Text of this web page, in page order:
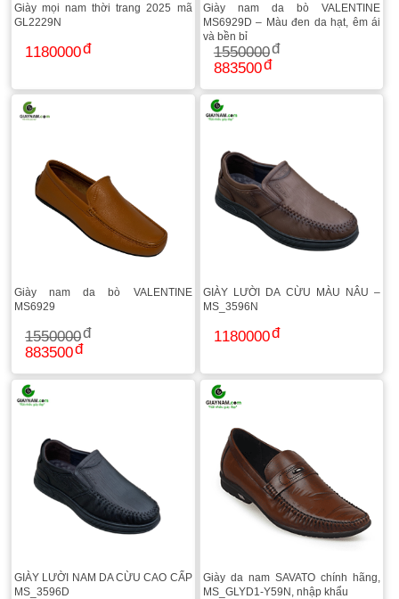
Giày mọi nam thời trang 2025 mã
GL2229N
1180000
Giày nam da bò VALENTINE
MS6929D – Màu đen da hạt, êm ái
và bền bỉ
1550000
883500
Giày nam da bò VALENTINE
MS6929
1550000
883500
GIÀY LƯỜI DA CỪU MÀU NÂU –
MS_3596N
1180000
GIÀY LƯỜI NAM DA CỪU CAO CẤP
MS_3596D
Giày da nam SAVATO chính hãng,
MS_GLYD1-Y59N, nhập khẩu